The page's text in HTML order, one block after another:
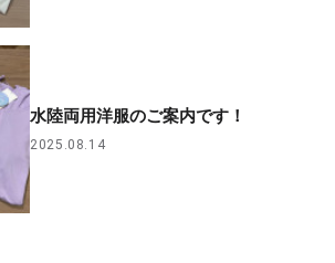
水陸両用洋服のご案内です！
2025.08.14